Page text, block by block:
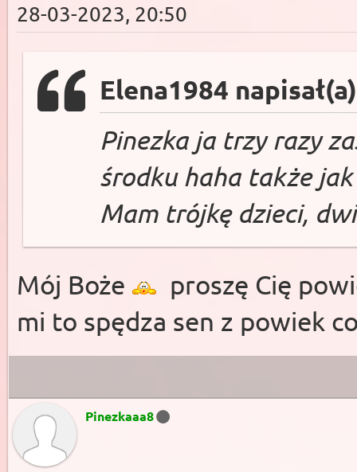
28-03-2023, 20:50
Elena1984
Pinezka ja trzy razy
środku haha także
Mam trójkę dzieci,
Mój Boże
proszę Cię
mi to spędza sen z powiek
Pinezkaaa8